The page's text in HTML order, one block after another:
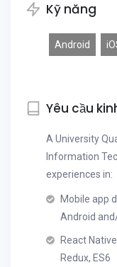
Kỹ năng
Android
Yêu cầu
A University
Information
experiences in:
Mobile app
Android
React
Redux, ES6